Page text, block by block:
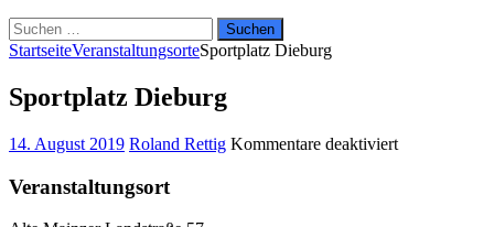
Suchen
nach:
StartseiteVeranstaltungsorteSportplatz Dieburg
Sportplatz Dieburg
14. August 2019 Roland Rettig Kommentare deaktiviertfür
Veranstaltungsort